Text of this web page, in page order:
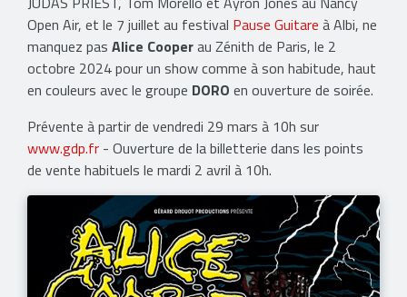
Open Air, et le 7 juillet au festival Pause Guitare à Albi, ne
manquez pas Alice Cooperau Zénith de Paris, le 2
octobre 2024 pour un show comme à son habitude, haut
en couleurs avec le groupe DORO en ouverture de soirée.
Prévente à partir de vendredi 29 mars à 10h sur
www.gdp.fr - Ouverture de la billetterie dans les points
de vente habituels le mardi 2 avril à 10h.